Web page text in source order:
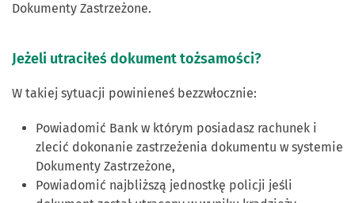
Dokumenty Zastrzeżone.
Jeżeli utraciłeś dokument tożsamości?
W takiej sytuacji powinieneś bezzwłocznie:
Powiadomić Bank w którym posiadasz rachunek i
zlecić dokonanie zastrzeżenia dokumentu w systemie
Dokumenty Zastrzeżone,
Powiadomić najbliższą jednostkę policji jeśli